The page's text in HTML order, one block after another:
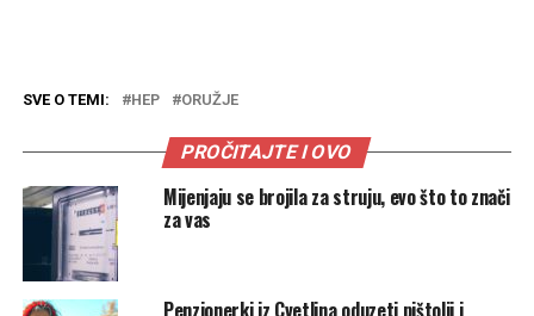
SVE O TEMI: HEP ORUŽJE
PROČITAJTE I OVO
Mijenjaju se brojila za struju, evo što to znači
za vas
Penzionerki iz Cvetlina oduzeti pištolji i